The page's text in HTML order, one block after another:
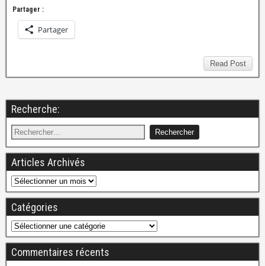
Partager :
Partager
Read Post
Recherche:
Articles Archivés
Catégories
Commentaires récents